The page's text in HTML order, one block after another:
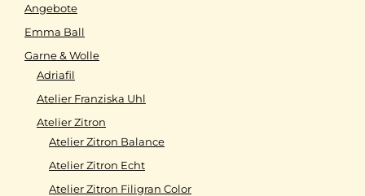
Angebote
Emma Ball
Garne & Wolle
Adriafil
Atelier Franziska Uhl
Atelier Zitron
Atelier Zitron Balance
Atelier Zitron Echt
Atelier Zitron Filigran Color